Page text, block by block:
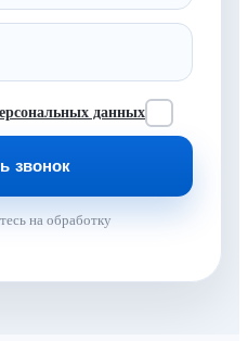
данных
на обработку